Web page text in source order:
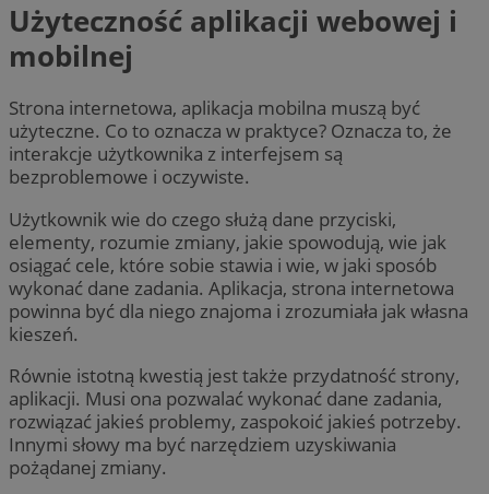
Użyteczność aplikacji webowej i
mobilnej
Strona internetowa, aplikacja mobilna muszą być
użyteczne. Co to oznacza w praktyce? Oznacza to, że
interakcje użytkownika z interfejsem są
bezproblemowe i oczywiste.
Użytkownik wie do czego służą dane przyciski,
elementy, rozumie zmiany, jakie spowodują, wie jak
osiągać cele, które sobie stawia i wie, w jaki sposób
wykonać dane zadania. Aplikacja, strona internetowa
powinna być dla niego znajoma i zrozumiała jak własna
kieszeń.
Równie istotną kwestią jest także przydatność strony,
aplikacji. Musi ona pozwalać wykonać dane zadania,
rozwiązać jakieś problemy, zaspokoić jakieś potrzeby.
Innymi słowy ma być narzędziem uzyskiwania
pożądanej zmiany.